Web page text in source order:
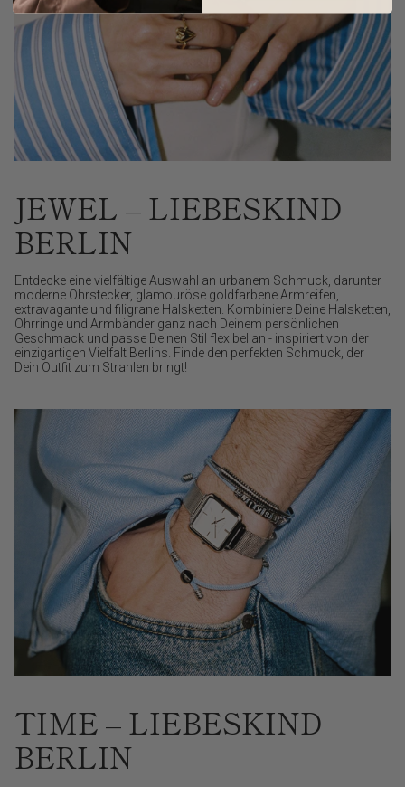
JEWEL – LIEBESKIND
BERLIN
Entdecke eine vielfältige Auswahl an urbanem Schmuck, darunter
moderne Ohrstecker, glamouröse goldfarbene Armreifen,
extravagante und filigrane Halsketten. Kombiniere Deine Halsketten,
Ohrringe und Armbänder ganz nach Deinem persönlichen
Geschmack und passe Deinen Stil flexibel an - inspiriert von der
einzigartigen Vielfalt Berlins. Finde den perfekten Schmuck, der
Dein Outfit zum Strahlen bringt!
TIME – LIEBESKIND
BERLIN